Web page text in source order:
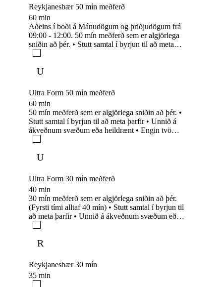
Reykjanesbær 50 mín meðferð
60 min
Aðeins í boði á Mánudögum og þriðjudögum frá
09:00 - 12:00. 50 mín meðferð sem er algjörlega
sniðin að þér. • Stutt samtal í byrjun til að meta
hvað líkaminn þinn þarf og vinnum út frá því.
U
Ultra Form 50 mín meðferð
60 min
50 mín meðferð sem er algjörlega sniðin að þér. •
Stutt samtal í byrjun til að meta þarfir • Unnið á
ákveðnum svæðum eða heildrænt • Engin tvö
U
Ultra Form 30 mín meðferð
40 min
30 mín meðferð sem er algjörlega sniðin að þér.
(Fyrsti tími alltaf 40 mín) • Stutt samtal í byrjun til
að meta þarfir • Unnið á ákveðnum svæðum eða
vinnum út frá því.
R
Reykjanesbær 30 mín
35 min